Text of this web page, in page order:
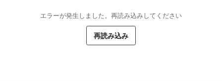
エラーが発生しました。再読み込みしてください
再読み込み